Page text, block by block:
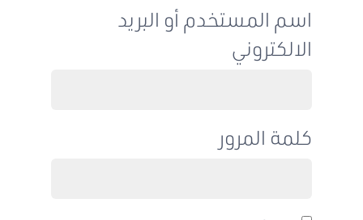
اسم المستخدم أو البريد
الالكتروني
كلمة المرور